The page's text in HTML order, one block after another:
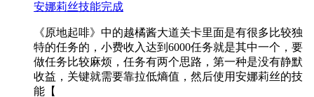
安娜莉丝技能完成
《原地起啡》中的越橘酱大道关卡里面是有很多比较独
特的任务的，小费收入达到6000任务就是其中一个，要
做任务比较麻烦，任务有两个思路，第一种是没有静默
收益，关键就需要靠拉低熵值，然后使用安娜莉丝的技
能【